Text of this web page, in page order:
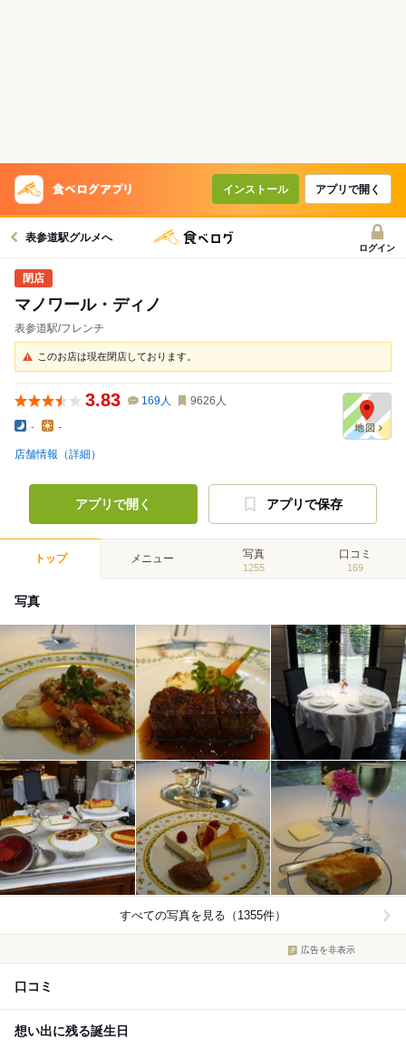
インストール アプリで開く
表参道駅グルメへ
ログイン
マノワール・ディノ
表参道駅/フレンチ
このお店は現在閉店しております。
3.83 169人 9626 人
- -
店舗情報（詳細）
アプリで開く アプリで保存
トップ メニュー 写真
1255
口コミ
169
写真
すべての写真を見る（1355件）
広告を非表示
口コミ
想い出に残る誕生日